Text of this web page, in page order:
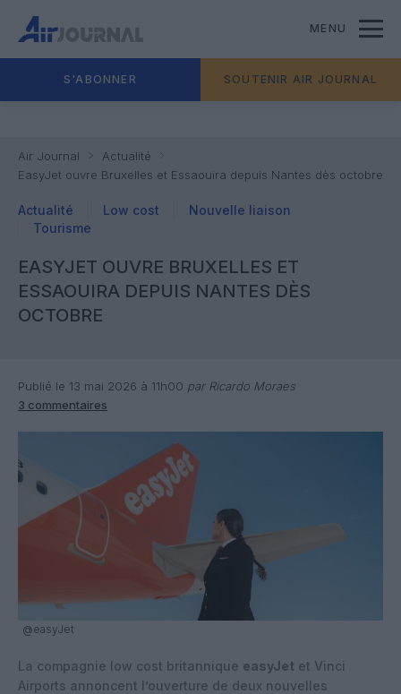
MENU
S'ABONNER SOUTENIR AIR JOURNAL
Air Journal
Actualité
EasyJet ouvre Bruxelles et Essaouira depuis Nantes dès octobre
Actualité Low cost
Nouvelle liaison
Tourisme
EASYJET OUVRE BRUXELLES ET
ESSAOUIRA DEPUIS NANTES DÈS
OCTOBRE
Publié le 13 mai 2026 à 11h00 par Ricardo Moraes
3 commentaires
@easyJet
La compagnie low cost britannique easyJet et Vinci
Airports annoncent l’ouverture de deux nouvelles